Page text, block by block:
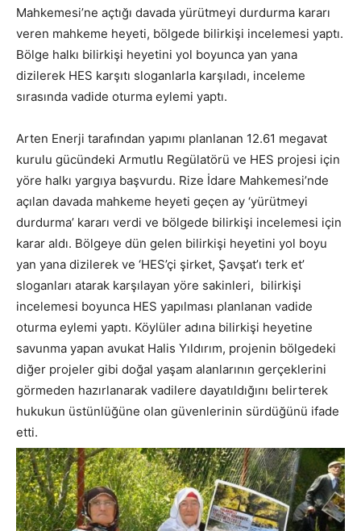
Mahkemesi’ne açtığı davada yürütmeyi durdurma kararı
veren mahkeme heyeti, bölgede bilirkişi incelemesi yaptı.
Bölge halkı bilirkişi heyetini yol boyunca yan yana
dizilerek HES karşıtı sloganlarla karşıladı, inceleme
sırasında vadide oturma eylemi yaptı.
Arten Enerji tarafından yapımı planlanan 12.61 megavat
kurulu gücündeki Armutlu Regülatörü ve HES projesi için
yöre halkı yargıya başvurdu. Rize İdare Mahkemesi’nde
açılan davada mahkeme heyeti geçen ay ‘yürütmeyi
durdurma’ kararı verdi ve bölgede bilirkişi incelemesi için
karar aldı. Bölgeye dün gelen bilirkişi heyetini yol boyu
yan yana dizilerek ve ‘HES’çi şirket, Şavşat’ı terk et’
sloganları atarak karşılayan yöre sakinleri, bilirkişi
incelemesi boyunca HES yapılması planlanan vadide
oturma eylemi yaptı. Köylüler adına bilirkişi heyetine
savunma yapan avukat Halis Yıldırım, projenin bölgedeki
diğer projeler gibi doğal yaşam alanlarının gerçeklerini
görmeden hazırlanarak vadilere dayatıldığını belirterek
hukukun üstünlüğüne olan güvenlerinin sürdüğünü ifade
etti.